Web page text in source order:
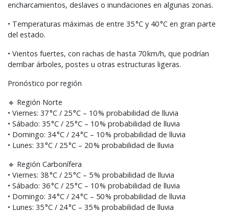
encharcamientos, deslaves o inundaciones en algunas zonas.
• Temperaturas máximas de entre 35 °C y 40 °C en gran parte
del estado.
• Vientos fuertes, con rachas de hasta 70 km/h, que podrían
derribar árboles, postes u otras estructuras ligeras.
Pronóstico por región
🔹 Región Norte
• Viernes: 37 °C / 25 °C – 10 % probabilidad de lluvia
• Sábado: 35 °C / 25 °C – 10 % probabilidad de lluvia
• Domingo: 34 °C / 24 °C – 10 % probabilidad de lluvia
• Lunes: 33 °C / 25 °C – 20 % probabilidad de lluvia
🔹 Región Carbonífera
• Viernes: 38 °C / 25 °C – 5 % probabilidad de lluvia
• Sábado: 36 °C / 25 °C – 10 % probabilidad de lluvia
• Domingo: 34 °C / 24 °C – 50 % probabilidad de lluvia
• Lunes: 35 °C / 24 °C – 35 % probabilidad de lluvia